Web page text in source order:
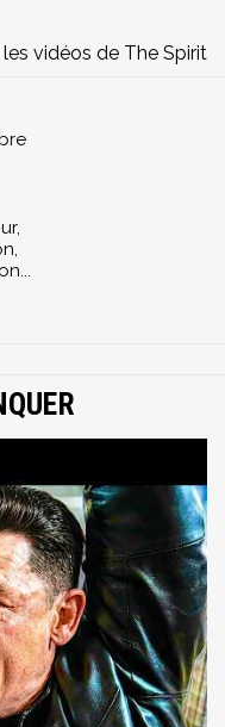
vidéos de The Spirit